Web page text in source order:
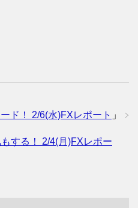
ド！ 2/6(水)FXレポート 」
する！ 2/4(月)FXレポー